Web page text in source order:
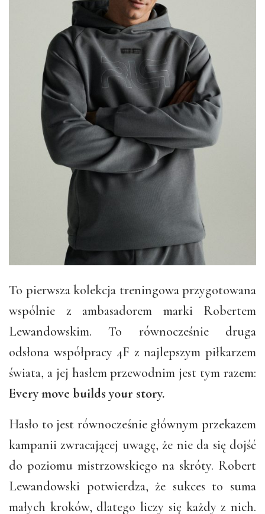
To pierwsza kolekcja treningowa przygotowana
wspólnie z ambasadorem marki Robertem
Lewandowskim. To równocześnie druga
odsłona współpracy 4F z najlepszym piłkarzem
świata, a jej hasłem przewodnim jest tym razem:
Every move builds your story.
Hasło to jest równocześnie głównym przekazem
kampanii zwracającej uwagę, że nie da się dojść
do poziomu mistrzowskiego na skróty. Robert
Lewandowski potwierdza, że sukces to suma
małych kroków, dlatego liczy się każdy z nich.